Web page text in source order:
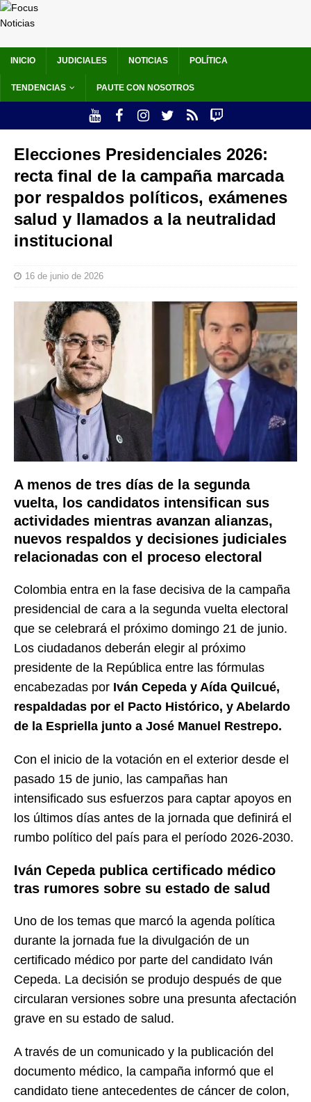
INICIO JUDICIALES NOTICIAS POLÍTICA
TENDENCIAS PAUTE CON NOSOTROS
Elecciones Presidenciales 2026:
recta final de la campaña marcada
por respaldos políticos, exámenes
salud y llamados a la neutralidad
institucional
16 de junio de 2026
A menos de tres días de la segunda
vuelta, los candidatos intensifican sus
actividades mientras avanzan alianzas,
nuevos respaldos y decisiones judiciales
relacionadas con el proceso electoral
Colombia entra en la fase decisiva de la campaña
presidencial de cara a la segunda vuelta electoral
que se celebrará el próximo domingo 21 de junio.
Los ciudadanos deberán elegir al próximo
presidente de la República entre las fórmulas
encabezadas por Iván Cepeda y Aída Quilcué,
respaldadas por el Pacto Histórico, y Abelardo
de la Espriella junto a José Manuel Restrepo.
Con el inicio de la votación en el exterior desde el
pasado 15 de junio, las campañas han
intensificado sus esfuerzos para captar apoyos en
los últimos días antes de la jornada que definirá el
rumbo político del país para el período 2026-2030.
Iván Cepeda publica certificado médico
tras rumores sobre su estado de salud
Uno de los temas que marcó la agenda política
durante la jornada fue la divulgación de un
certificado médico por parte del candidato Iván
Cepeda. La decisión se produjo después de que
circularan versiones sobre una presunta afectación
grave en su estado de salud.
A través de un comunicado y la publicación del
documento médico, la campaña informó que el
candidato tiene antecedentes de cáncer de colon,